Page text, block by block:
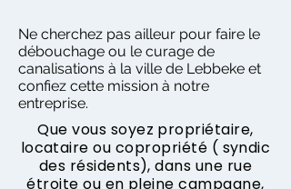
Ne cherchez pas ailleur pour faire le
débouchage ou le curage de
canalisations à la ville de Lebbeke et
confiez cette mission à notre
entreprise.
Que vous soyez propriétaire,
locataire ou copropriété ( syndic
des résidents), dans une rue
étroite ou en pleine campagne,